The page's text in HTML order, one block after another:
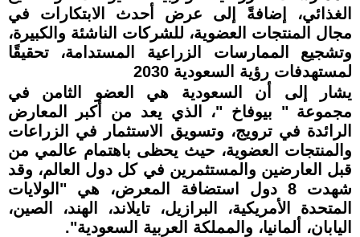
الغذائي، إضافةً إلى عرض أحدث الابتكارات في
مجال المنتجات العضوية، للشركات الناشئة والكبيرة،
وتشجيع الممارسات الزراعية المستدامة، تحقيقًا
لمستهدفات رؤية السعودية 2030
يشار إلى أن السعودية هي العضو الثامن في
مجموعة " بيوفاخ "، الذي يعد من أكبر المعارض
الرائدة في ترويج، وتسويق الاستثمار في الزراعات
والمنتجات العضوية، حيث يحظى باهتمام عالمي من
قبل العارضين والمستثمرين في كل دول العالم، وقد
شهدت 8 دول استضافة المعرض، هي "الولايات
المتحدة الأمريكية، البرازيل، تايلاند، الهند، الصين،
اليابان، ألمانيا، والمملكة العربية السعودية".